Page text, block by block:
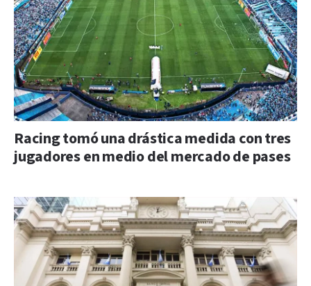
Racing tomó una drástica medida con tres
jugadores en medio del mercado de pases